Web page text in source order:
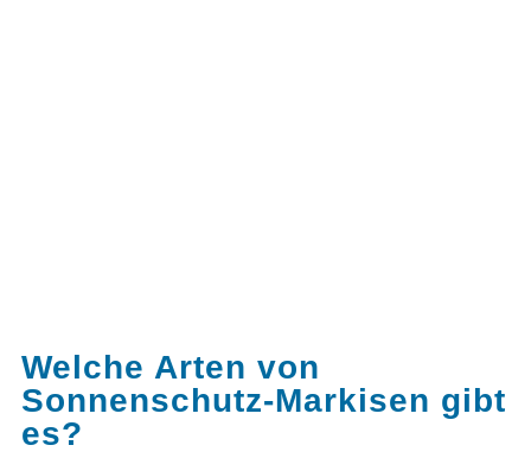
Welche Arten von
Sonnenschutz-Markisen gibt
es?